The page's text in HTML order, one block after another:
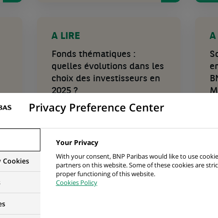
A LIRE
Fonds thématiques :
quelles évolutions dans les
choix des investisseurs en
2025 ?
dernier baromètre BNP
Paribas
s'ouvre
dans
nouvel
onglet)
A
s'ouvre
dans
nouvel
onglet)
lien
dans
Privacy Preference Center
Cookies
Your Privacy
With your consent, BNP Paribas would like to use
partners on this website. Some of these cookies are
proper functioning of this website.
Cookies Policy